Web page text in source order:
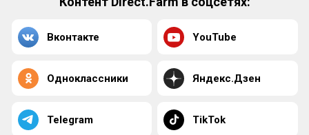
Вконтакте YouTube
Одноклассники Яндекс.Дзен
Telegram TikTok